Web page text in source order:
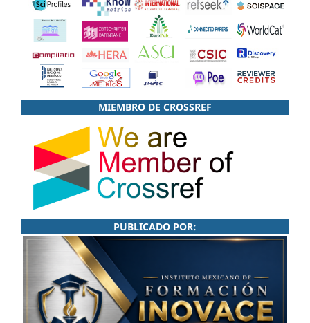
MIEMBRO DE CROSSREF
PUBLICADO POR: